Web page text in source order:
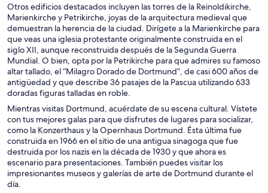
Otros edificios destacados incluyen las torres de la Reinoldikirche,
Marienkirche y Petrikirche, joyas de la arquitectura medieval que
demuestran la herencia de la ciudad. Dirígete a la Marienkirche para
que veas una iglesia protestante originalmente construida en el
siglo XII, aunque reconstruida después de la Segunda Guerra
Mundial. O bien, opta por la Petrikirche para que admires su famoso
altar tallado, el “Milagro Dorado de Dortmund”, de casi 600 años de
antigüedad y que describe 36 pasajes de la Pascua utilizando 633
doradas figuras talladas en roble.
Mientras visitas Dortmund, acuérdate de su escena cultural. Vístete
con tus mejores galas para que disfrutes de lugares para socializar,
como la Konzerthaus y la Opernhaus Dortmund. Ésta última fue
construida en 1966 en el sitio de una antigua sinagoga que fue
destruida por los nazis en la década de 1930 y que ahora es
escenario para presentaciones. También puedes visitar los
impresionantes museos y galerías de arte de Dortmund durante el
día.